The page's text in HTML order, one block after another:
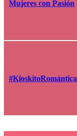
Mujeres con Pasión
#KioskitoRomántica